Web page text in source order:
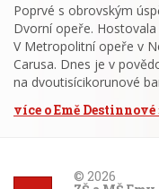
Poprvé s obrovským
Dvorní opeře.
V Metropolitní opeře v
Carusa. Dnes je v
na dvoutisícikorunové
více o Emě Destinnové
© 2026